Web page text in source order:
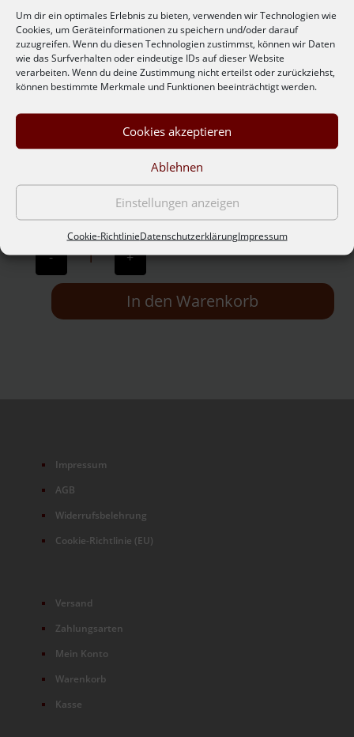
Um dir ein optimales Erlebnis zu bieten, verwenden wir Technologien wie
Cookies, um Geräteinformationen zu speichern und/oder darauf
zuzugreifen. Wenn du diesen Technologien zustimmst, können wir Daten
wie das Surfverhalten oder eindeutige IDs auf dieser Website
verarbeiten. Wenn du deine Zustimmung nicht erteilst oder zurückziehst,
können bestimmte Merkmale und Funktionen beeinträchtigt werden.
Cookies akzeptieren
Ablehnen
Einstellungen anzeigen
Cookie-RichtlinieDatenschutzerklärungImpressum
Blaufränkisch) 2021
Produkt enthält: 0,75l
Säure 5,0 Alkohol 13,7 Restzucker 1,0
Dunkles Rubingranat, mit dunklem Beerenkonfit,
seidige Tannine, zarter schokoladiger Nachhall.
€5,60 zzgl.Versandkosten
-
Cuvée
(Zweigelt-
Merlot-
Blaufränkisch)
2021
+
In den Warenkorb
Impressum
AGB
Widerrufsbelehrung
Cookie-Richtlinie (EU)
Versand
Zahlungsarten
Mein Konto
Warenkorb
Kasse